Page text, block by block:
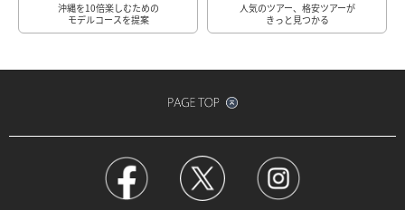
沖縄を10倍楽しむための
モデルコースを提案
人気のツアー、格安ツアーが
きっと見つかる